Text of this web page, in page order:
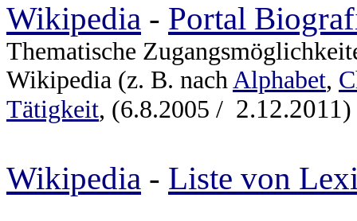
Wikipedia - Portal
Thematische
Wikipedia (z. B. nachAlphabet,
Tätigkeit, (6.8.2005 / 2.12.2011)
Wikipedia - Liste von